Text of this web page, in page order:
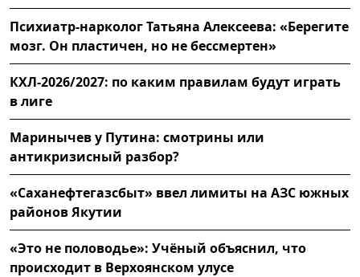
Психиатр-нарколог Татьяна Алексеева: «Берегите
мозг. Он пластичен, но не бессмертен»
КХЛ-2026/2027: по каким правилам будут играть
в лиге
Маринычев у Путина: смотрины или
антикризисный разбор?
«Саханефтегазсбыт» ввел лимиты на АЗС южных
районов Якутии
«Это не половодье»: Учёный объяснил, что
происходит в Верхоянском улусе